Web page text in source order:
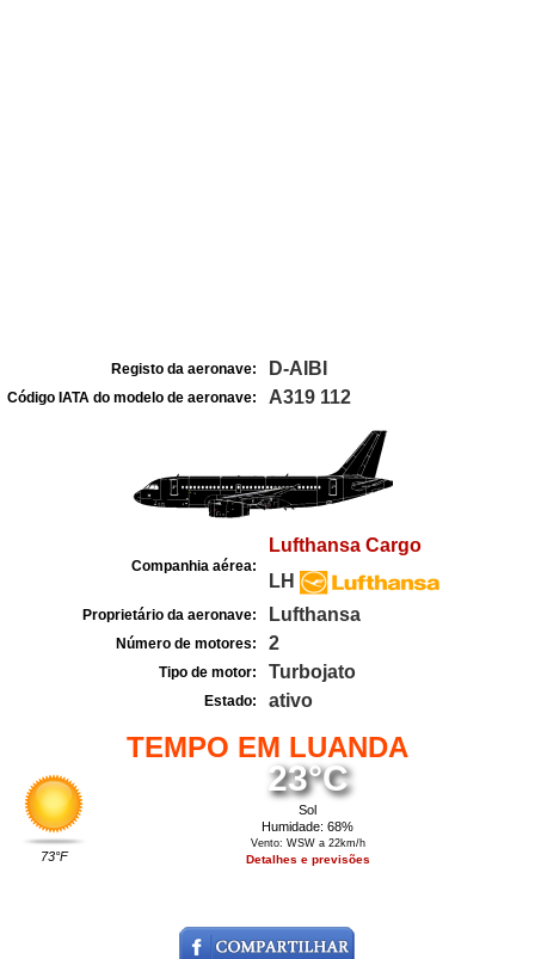
Registo da aeronave: D-AIBI
Código IATA do modelo de aeronave: A319 112
Companhia aérea:
Lufthansa Cargo
LH
Proprietário da aeronave: Lufthansa
Número de motores: 2
Tipo de motor: Turbojato
Estado: ativo
TEMPO EM LUANDA
73°F
23°C
Sol
Humidade: 68%
Vento: WSW a 22km/h
Detalhes e previsões